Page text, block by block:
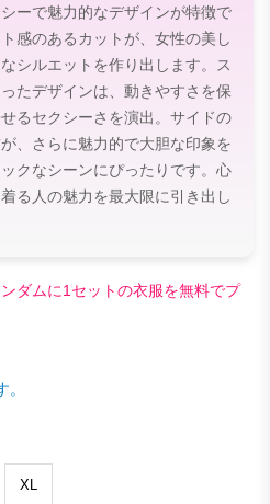
ーで魅力的なデザインが特徴で
感のあるカットが、女性の美し
シルエットを作り出します。ス
たデザインは、動きやすさを保
るセクシーさを演出。サイドの
、さらに魅力的で大胆な印象を
クなシーンにぴったりです。心
る人の魅力を最大限に引き出し
ダムに1セットの衣服を無料でプ
XL